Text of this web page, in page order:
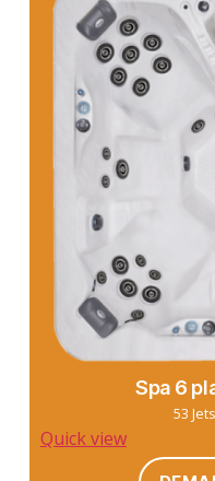
Spa 6
53 Jets
Quick view